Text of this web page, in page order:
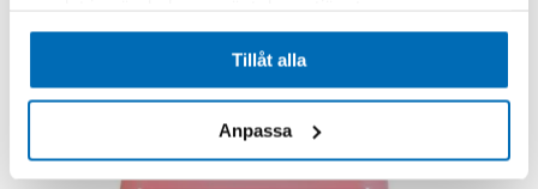
Tillåt alla
Anpassa